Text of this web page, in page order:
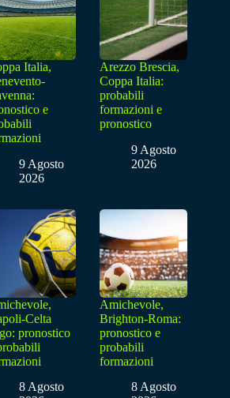
Italia,
e
9 Agosto
2026
Arezzo Brescia,
Coppa Italia:
probabili
formazioni e
pronostico
9 Agosto
2026
Celta
pronostico
8 Agosto
Amichevole,
Brighton-Roma:
pronostico e
probabili
formazioni
8 Agosto